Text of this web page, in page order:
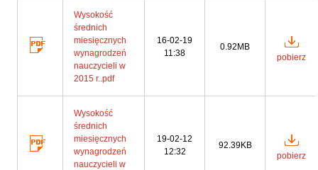
Wysokość
średnich
miesięcznych
wynagrodzeń
nauczycieli w
2015 r..pdf
16-02-19
11:38
0.92MB
pobierz
Wysokość
średnich
miesięcznych
wynagrodzeń
nauczycieli w
19-02-12
12:32
92.39KB
pobierz